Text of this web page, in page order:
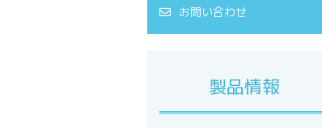
お問い合わせ
製品情報